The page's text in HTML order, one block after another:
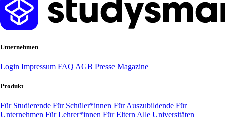
Unternehmen
Login Impressum FAQ AGB Presse Magazine
Produkt
Für Studierende Für Schüler*innen Für Auszubildende Für
Unternehmen Für Lehrer*innen Für Eltern Alle Universitäten